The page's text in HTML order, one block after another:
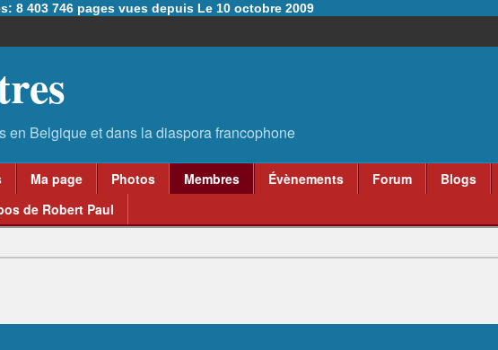
8 403 746 pages vues depuis Le 10 octobre 2009
Ma page Photos Membres Évènements Forum Blogs
de Robert Paul